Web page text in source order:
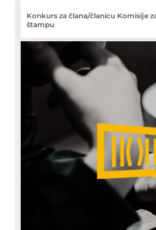
Konkurs za člana/članicu Komisije
štampu